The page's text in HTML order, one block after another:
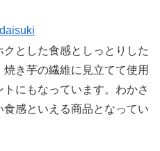
とした食感としっとりした
き芋の繊維に見立てて使用
にもなっています。わかさ
感といえる商品となってい